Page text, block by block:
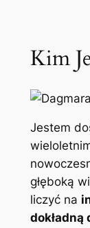
Kim
Jestem
głęboką
liczyć na
dokładną